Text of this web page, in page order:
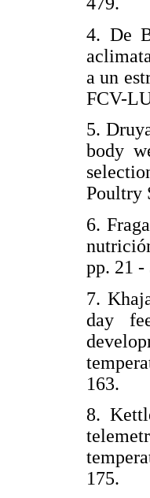
4. De
a un
FCV-
5.
body
6.
pp.
7.
day
163.
8.
175.